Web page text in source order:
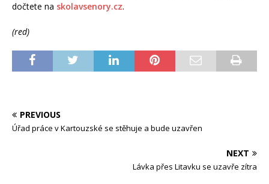
dočtete na skolavsenory.cz.
(red)
PREVIOUS
Úřad práce v Kartouzské se stěhuje a bude uzavřen
NEXT
Lávka přes Litavku se uzavře zítra